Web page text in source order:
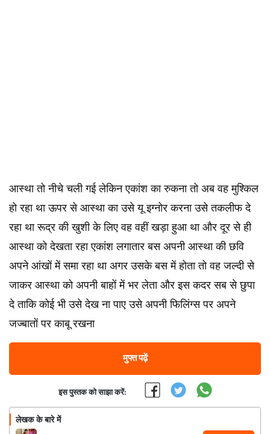
आस्था तो नीचे चली गई लेकिन एकांश का रुकना तो अब वह मुश्किल
हो रहा था ऊपर से आस्था का उसे यू इग्नोर करना उसे तकलीफ दे
रहा था रूद्र की खुशी के लिए वह वहीं खड़ा हुआ था और दूर से ही
आस्था को देखता रहा एकांश लगातार बस अपनी आस्था की छवि
अपने आंखों में समा रहा था अगर उसके बस में होता तो वह जल्दी से
जाकर आस्था को अपनी बाहों में भर लेता और इस कदर सब से छुपा
दे ताकि कोई भी उसे देख ना पाए उसे अपनी फिलिंग्स पर अपने
जज्बातों पर काबू रखना
मुफ्त पढ़ें
इस पुस्तक को साझा करें:
लेखक के बारे में